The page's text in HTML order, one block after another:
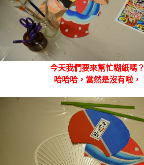
今天我們要來幫忙糊紙嗎？
哈哈哈，當然是沒有啦，